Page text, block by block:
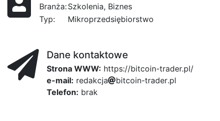
Branża:Szkolenia, Biznes
Typ:
Mikroprzedsiębiorstwo
Dane kontaktowe
Strona WWW: https://bitcoin-trader.pl/
e-mail: rea4
dak4c1
c8d
j74
a bi2
t1d
coi488
n-trader1
.pl
Telefon: brak